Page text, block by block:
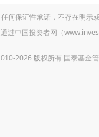
何保证性承诺，不存在明
过中国投资者网（
2026 版权所有 国泰基金